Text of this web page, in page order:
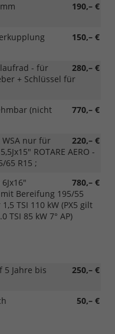
190,– €
150,– €
280,– €
- für
+ Schlüssel für
770,– €
(nicht
220,– €
nur für
ROTARE AERO -
65 R15 ;
780,– €
mit Bereifung 195/55
TSI 110 kW (PX5 gilt
TSI 85 kW 7° AP)
250,– €
5 Jahre bis
50,– €